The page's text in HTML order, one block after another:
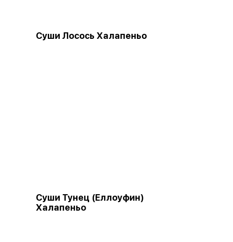
Суши Лосось Халапеньо
Суши Тунец (Еллоуфин)
Халапеньо